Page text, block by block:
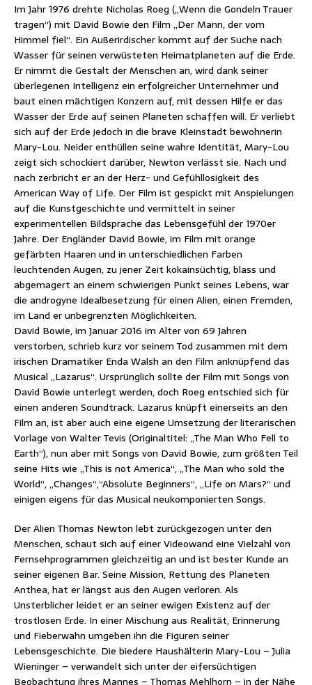
Im Jahr 1976 drehte Nicholas Roeg („Wenn die Gondeln Trauer
tragen“) mit David Bowie den Film „Der Mann, der vom
Himmel fiel“. Ein Außerirdischer kommt auf der Suche nach
Wasser für seinen verwüsteten Heimatplaneten auf die Erde.
Er nimmt die Gestalt der Menschen an, wird dank seiner
überlegenen Intelligenz ein erfolgreicher Unternehmer und
baut einen mächtigen Konzern auf, mit dessen Hilfe er das
Wasser der Erde auf seinen Planeten schaffen will. Er verliebt
sich auf der Erde jedoch in die brave Kleinstadt bewohnerin
Mary-Lou. Neider enthüllen seine wahre Identität, Mary-Lou
zeigt sich schockiert darüber, Newton verlässt sie. Nach und
nach zerbricht er an der Herz- und Gefühllosigkeit des
American Way of Life. Der Film ist gespickt mit Anspielungen
auf die Kunstgeschichte und vermittelt in seiner
experimentellen Bildsprache das Lebensgefühl der 1970er
Jahre. Der Engländer David Bowie, im Film mit orange
gefärbten Haaren und in unterschiedlichen Farben
leuchtenden Augen, zu jener Zeit kokainsüchtig, blass und
abgemagert an einem schwierigen Punkt seines Lebens, war
die androgyne Idealbesetzung für einen Alien, einen Fremden,
im Land er unbegrenzten Möglichkeiten.
David Bowie, im Januar 2016 im Alter von 69 Jahren
verstorben, schrieb kurz vor seinem Tod zusammen mit dem
irischen Dramatiker Enda Walsh an den Film anknüpfend das
Musical „Lazarus“. Ursprünglich sollte der Film mit Songs von
David Bowie unterlegt werden, doch Roeg entschied sich für
einen anderen Soundtrack. Lazarus knüpft einerseits an den
Film an, ist aber auch eine eigene Umsetzung der literarischen
Vorlage von Walter Tevis (Originaltitel: „The Man Who Fell to
Earth“), nun aber mit Songs von David Bowie, zum größten Teil
seine Hits wie „This is not America“, „The Man who sold the
World“, „Changes“,“Absolute Beginners“, „Life on Mars?“ und
einigen eigens für das Musical neukomponierten Songs.
Der Alien Thomas Newton lebt zurückgezogen unter den
Menschen, schaut sich auf einer Videowand eine Vielzahl von
Fernsehprogrammen gleichzeitig an und ist bester Kunde an
seiner eigenen Bar. Seine Mission, Rettung des Planeten
Anthea, hat er längst aus den Augen verloren. Als
Unsterblicher leidet er an seiner ewigen Existenz auf der
trostlosen Erde. In einer Mischung aus Realität, Erinnerung
und Fieberwahn umgeben ihn die Figuren seiner
Lebensgeschichte. Die biedere Haushälterin Mary-Lou – Julia
Wieninger – verwandelt sich unter der eifersüchtigen
Beobachtung ihres Mannes – Thomas Mehlhorn – in der Nähe